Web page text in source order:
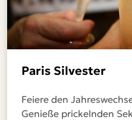
Paris Silvester
Feiere den
Genieße prickelnden